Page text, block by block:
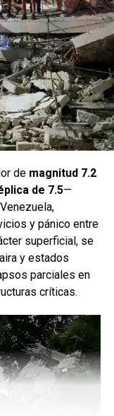
de magnitud 7.2
de 7.5—
y pánico entre
superficial, se
y estados
parciales en
críticas.